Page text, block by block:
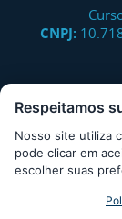
CNPJ:
Verifique a
Respeitamos
Nosso site utiliza
pode clicar em
escolher suas